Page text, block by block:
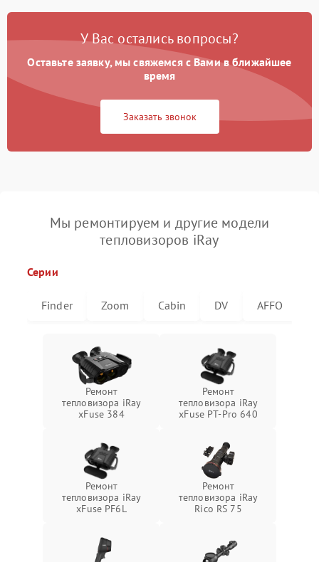
У Вас остались вопросы?
Оставьте заявку, мы свяжемся с Вами в ближайшее
время
Заказать звонок
Мы ремонтируем и другие модели
тепловизоров iRay
Серии
Finder Zoom Cabin DV AFFO
Ремонт
тепловизора iRay
xFuse 384
Ремонт
тепловизора iRay
xFuse PT-Pro 640
Ремонт
тепловизора iRay
xFuse PF6L
Ремонт
тепловизора iRay
Rico RS 75